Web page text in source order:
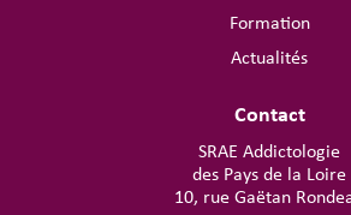
Formation
Actualités
Contact
SRAE Addictologie
des Pays de la Loire
10, rue Gaëtan